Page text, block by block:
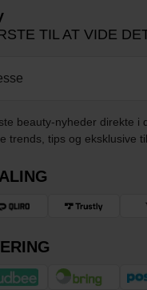
TIL AT VIDE
beauty-nyheder direkte i
trends, tips og eksklusive